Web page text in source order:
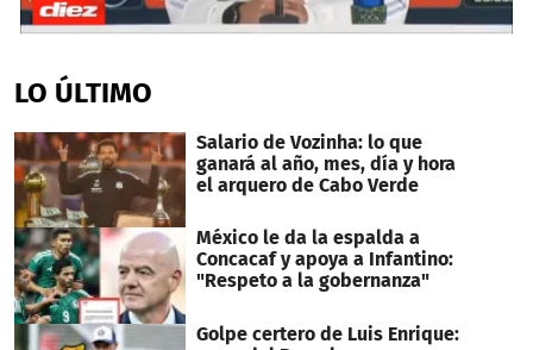
of
1
45
seconds
LO ÚLTIMO
Salario de Vozinha: lo que
ganará al año, mes, día y hora
el arquero de Cabo Verde
México le da la espalda a
Concacaf y apoya a Infantino:
"Respeto a la gobernanza"
Golpe certero de Luis Enrique: